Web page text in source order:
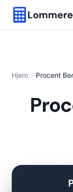
Hjem Procent